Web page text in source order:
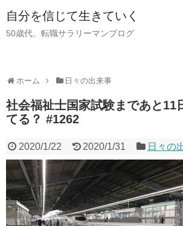
自分を信じて生きていく
50歳代、転職サラリーマンブログ
ホーム 日々の出来事
社会福祉士国家試験まであと11
てる？ #1262
2020/1/22 2020/1/31 日々の